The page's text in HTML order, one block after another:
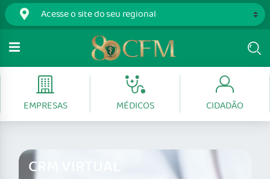
EMPRESAS MÉDICOS CIDADÃO
CRM VIRTUAL